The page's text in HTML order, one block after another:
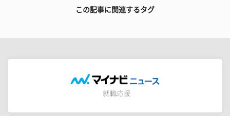
この記事に関連するタグ